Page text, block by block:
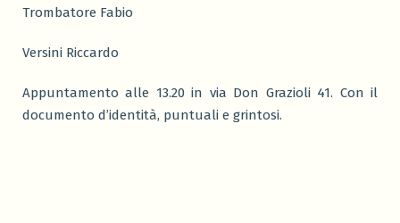
Trombatore Fabio
Versini Riccardo
Appuntamento alle 13.20 in via Don Grazioli 41. Con il
documento d’identità, puntuali e grintosi.